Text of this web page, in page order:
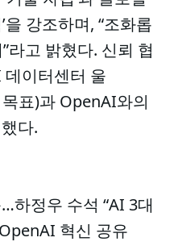
을 강조하며, “조화롭
라고 밝혔다. 신뢰 협
데이터센터 울
표)과 OpenAI와의
다.
하정우 수석 “AI 3대
혁신 공유